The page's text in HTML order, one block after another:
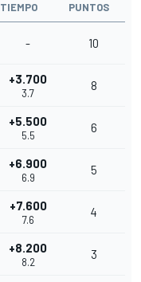
TIEMPO PUNTOS
- 10
+3.700
3.7
8
+5.500
5.5
6
+6.900
6.9
5
+7.600
7.6
4
+8.200
8.2
3